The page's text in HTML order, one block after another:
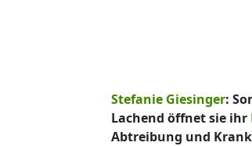
Stefanie Giesinger:
Lachend öffnet sie ihr
Abtreibung und